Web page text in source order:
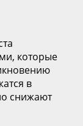
которые
в
снижают